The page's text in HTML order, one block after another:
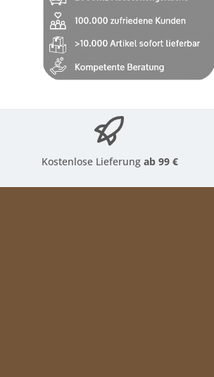
Kostenlose Lieferungab 99 €